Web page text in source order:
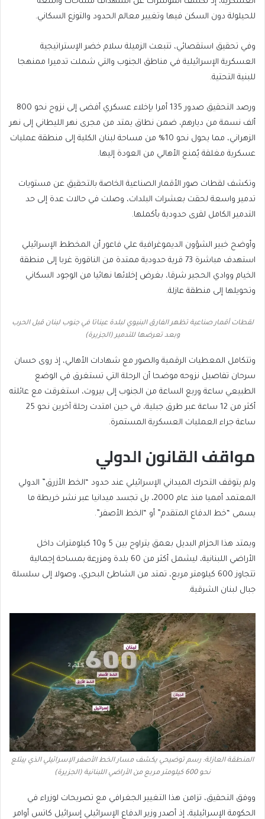
مكة)
للحيلولة دون السكن فيها وتغيير معالم الحدود والتوزع السكاني.
وفي تحقيق استقصائي، تتبعت الزميلة سلام خضر الإستراتيجية
العسكرية الإسرائيلية في مناطق الجنوب والتي شملت تدميرا ممنهجا
للبنية التحتية.
ورصد التحقيق صدور 135 أمرا بإخلاء عسكري أفضى إلى نزوح نحو 800
ألف نسمة من ديارهم، ضمن نطاق يمتد من مجرى نهر الليطاني إلى نهر
الزهراني، مما يحول نحو 10% من مساحة لبنان الكلية إلى منطقة عمليات
عسكرية مغلقة يُمنع الأهالي من العودة إليها.
وتكشف لقطات صور الأقمار الصناعية الخاصة بالتحقيق عن مستويات
تدمير واسعة لحقت بعشرات البلدات، وصلت في حالات عدة إلى حد
التدمير الكامل لقرى حدودية بأكملها.
وأوضح خبير الشؤون الديموغرافية علي فاعور أن المخطط الإسرائيلي
استهدف مباشرة 73 قرية حدودية ممتدة من الناقورة غربا إلى منطقة
الخيام ووادي الحجير شرقا، بغرض إخلائها نهائيا من الوجود السكاني
وتحويلها إلى منطقة عازلة.
لقطات أقمار صناعية تظهر الفارق البنيوي لبلدة عيناتا في جنوب لبنان قبل الحرب
وبعد تعرضها للتدمير (الجزيرة)
وتتكامل المعطيات الرقمية والصور مع شهادات الأهالي، إذ روى حسان
سرحان تفاصيل نزوحه موضحا أن الرحلة التي تستغرق في الوضع
الطبيعي ساعة وربع الساعة من الجنوب إلى بيروت، استغرقت مع عائلته
أكثر من 12 ساعة عبر طرق جبلية، في حين امتدت رحلة آخرين نحو 25
ساعة جراء العمليات العسكرية المستمرة.
مواقف القانون الدولي
ولم يتوقف التحرك الميداني الإسرائيلي عند حدود “الخط الأزرق” الدولي
المعتمد أمميا منذ عام 2000، بل تجسد ميدانيا عبر نشر خريطة ما
يسمى “خط الدفاع المتقدم” أو “الخط الأصفر”.
ويمتد هذا الحزام البديل بعمق يتراوح بين 5 و10 كيلومترات داخل
الأراضي اللبنانية، ليشمل أكثر من 60 بلدة ومزرعة بمساحة إجمالية
تتجاوز 600 كيلومتر مربع، تمتد من الشاطئ البحري، وصولا إلى سلسلة
جبال لبنان الشرقية.
المنطقة العازلة: رسم توضيحي يكشف مسار الخط الأصفر الإسرائيلي الذي يبتلع
نحو 600 كيلومتر مربع من الأراضي اللبنانية (الجزيرة)
ووفق التحقيق، تزامن هذا التغيير الجغرافي مع تصريحات لوزراء في
الحكومة الإسرائيلية، إذ أصدر وزير الدفاع الإسرائيلي إسرائيل كاتس أوامر